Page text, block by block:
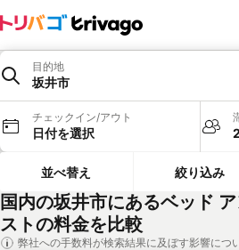
目的地
坂井市
チェックイン/アウト
日付を選択
並べ替え 絞り込み
国内の坂井市にあるベッド
ストの料金を比較
弊社への手数料が検索結果に及ぼす影響につ